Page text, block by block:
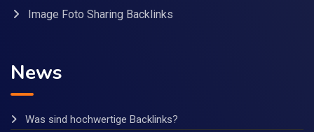
Image Foto Sharing Backlinks
News
Was sind hochwertige Backlinks?